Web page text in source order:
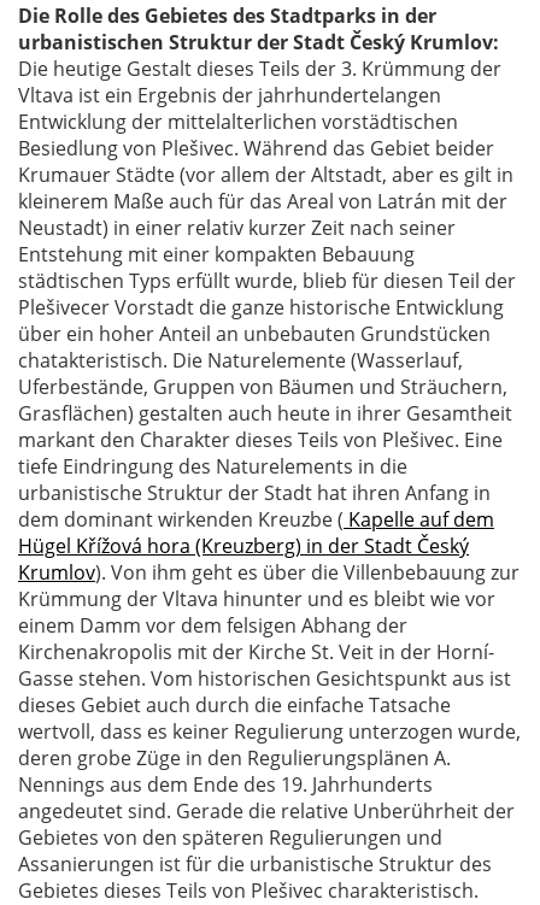
Die Rolle des Gebietes des Stadtparks in der
urbanistischen Struktur der Stadt Český Krumlov:
Die heutige Gestalt dieses Teils der 3. Krümmung der
Vltava ist ein Ergebnis der jahrhundertelangen
Entwicklung der mittelalterlichen vorstädtischen
Besiedlung von Plešivec. Während das Gebiet beider
Krumauer Städte (vor allem der Altstadt, aber es gilt in
kleinerem Maße auch für das Areal von Latrán mit der
Neustadt) in einer relativ kurzer Zeit nach seiner
Entstehung mit einer kompakten Bebauung
städtischen Typs erfüllt wurde, blieb für diesen Teil der
Plešivecer Vorstadt die ganze historische Entwicklung
über ein hoher Anteil an unbebauten Grundstücken
chatakteristisch. Die Naturelemente (Wasserlauf,
Uferbestände, Gruppen von Bäumen und Sträuchern,
Grasflächen) gestalten auch heute in ihrer Gesamtheit
markant den Charakter dieses Teils von Plešivec. Eine
tiefe Eindringung des Naturelements in die
urbanistische Struktur der Stadt hat ihren Anfang in
dem dominant wirkenden Kreuzbe ( Kapelle auf dem
Hügel Křížová hora (Kreuzberg) in der Stadt Český
Krumlov). Von ihm geht es über die Villenbebauung zur
Krümmung der Vltava hinunter und es bleibt wie vor
einem Damm vor dem felsigen Abhang der
Kirchenakropolis mit der Kirche St. Veit in der Horní-
Gasse stehen. Vom historischen Gesichtspunkt aus ist
dieses Gebiet auch durch die einfache Tatsache
wertvoll, dass es keiner Regulierung unterzogen wurde,
deren grobe Züge in den Regulierungsplänen A.
Nennings aus dem Ende des 19. Jahrhunderts
angedeutet sind. Gerade die relative Unberührheit der
Gebietes von den späteren Regulierungen und
Assanierungen ist für die urbanistische Struktur des
Gebietes dieses Teils von Plešivec charakteristisch.